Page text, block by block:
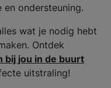
ondersteuning.
wat je nodig hebt
Ontdek
bij jou in de buurt
uitstraling!